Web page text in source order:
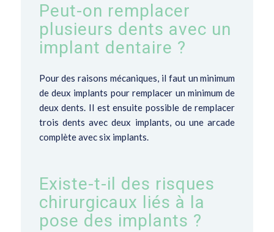
Peut-on remplacer
plusieurs dents avec un
implant dentaire ?
Pour des raisons mécaniques, il faut un minimum
de deux implants pour remplacer un minimum de
deux dents. Il est ensuite possible de remplacer
trois dents avec deux implants, ou une arcade
complète avec six implants.
Existe-t-il des risques
chirurgicaux liés à la
pose des implants ?